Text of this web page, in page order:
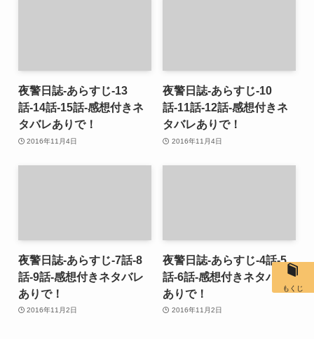
夜警日誌-あらすじ-13
話-14話-15話-感想付きネ
タバレありで！
2016年11月4日
夜警日誌-あらすじ-10
話-11話-12話-感想付きネ
タバレありで！
2016年11月4日
夜警日誌-あらすじ-7話-8
話-9話-感想付きネタバレ
ありで！
2016年11月2日
夜警日誌-あらすじ-4話-5
話-6話-感想付きネタバレ
ありで！
2016年11月2日
もくじ